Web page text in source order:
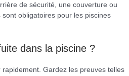
de sécurité, une couverture ou
obligatoires pour les piscines
dans la piscine ?
Gardez les preuves telles